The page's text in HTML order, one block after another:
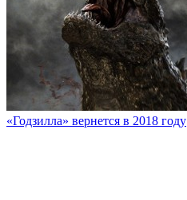
«Годзилла» вернется в 2018 году